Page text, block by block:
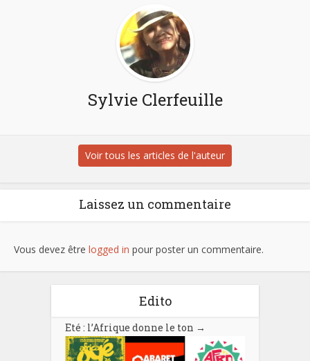
Sylvie Clerfeuille
Voir tous les articles de l'auteur
Laissez un commentaire
Vous devez être logged in pour poster un commentaire.
Edito
Eté : l’Afrique donne le ton →